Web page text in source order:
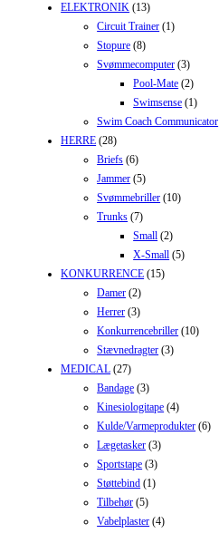
ELEKTRONIK (13)
Circuit Trainer (1)
Stopure (8)
Svømmecomputer (3)
Pool-Mate (2)
Swimsense (1)
Swim Coach Communicator
HERRE (28)
Briefs (6)
Jammer (5)
Svømmebriller (10)
Trunks (7)
Small (2)
X-Small (5)
KONKURRENCE (15)
Damer (2)
Herrer (3)
Konkurrencebriller (10)
Stævnedragter (3)
MEDICAL (27)
Bandage (3)
Kinesiologitape (4)
Kulde/Varmeprodukter (6)
Lægetasker (3)
Sportstape (3)
Støttebind (1)
Tilbehør (5)
Vabelplaster (4)